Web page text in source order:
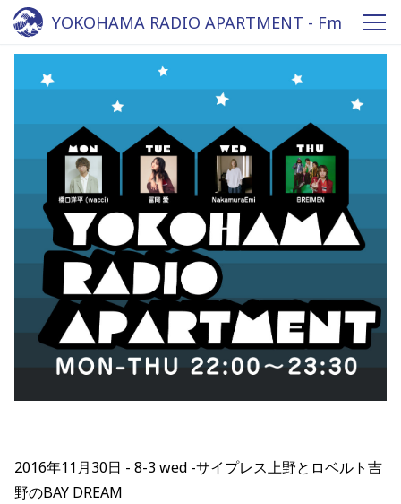
YOKOHAMA RADIO APARTMENT - Fm
yokohama 84.7
2016年11月30日
8-3 wed -サイプレス上野とロベルト吉
野のBAY DREAM